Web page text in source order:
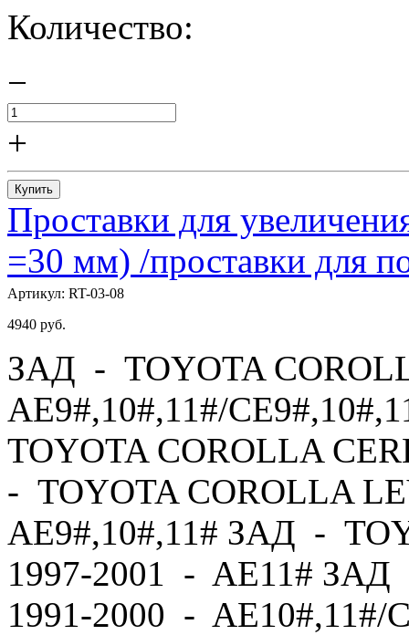
Количество:
−
+
Купить
Проставки для
=30 мм) /проставки для
Артикул: RT-03-08
4940 руб.
ЗАД - TOYOTA
AE9#,10#,11#/
TOYOTA COROLLA
- TOYOTA COROLLA
AE9#,10#,11# ЗАД -
1997-2001 - AE11#
1991-2000 - AE10#,11#/